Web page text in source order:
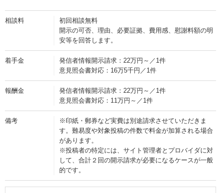
相談料
初回相談無料
開示の可否、理由、必要証拠、費用感、慰謝料額の明
安等を回答します。
着手金
発信者情報開示請求：22万円～／1件
意見照会書対応：16万5千円／1件
報酬金
発信者情報開示請求：22万円～／1件
意見照会書対応：11万円～／1件
備考
※印紙・郵券など実費は別途請求させていただきま
す。難易度や対象投稿の件数で料金が加算される場合
があります。
※投稿者の特定には、サイト管理者とプロバイダに対
して、合計２回の開示請求が必要になるケースが一般
的です。